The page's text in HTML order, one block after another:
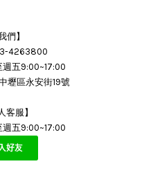
們】
4263800
五9:00~17:00
壢區永安街19號
客服】
五9:00~17:00